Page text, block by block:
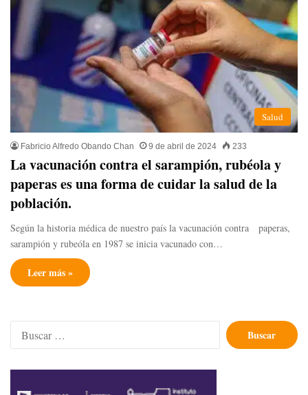
Salud
Fabricio Alfredo Obando Chan 9 de abril de 2024 233
La vacunación contra el sarampión, rubéola y
paperas es una forma de cuidar la salud de la
población.
Según la historia médica de nuestro país la vacunación contra paperas,
sarampión y rubeóla en 1987 se inicia vacunado con…
Leer más »
Buscar: